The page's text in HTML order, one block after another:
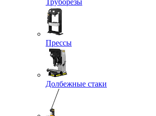
Труборезы
Прессы
Долбежные стаки